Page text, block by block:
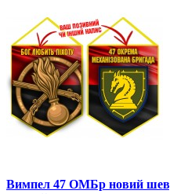
Вимпел 47 ОМБр новий